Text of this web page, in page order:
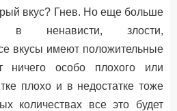
вкус? Гнев. Но еще больше
в ненависти, злости,
вкусы имеют положительные
ничего особо плохого или
плохо и в недостатке тоже
количествах все это будет